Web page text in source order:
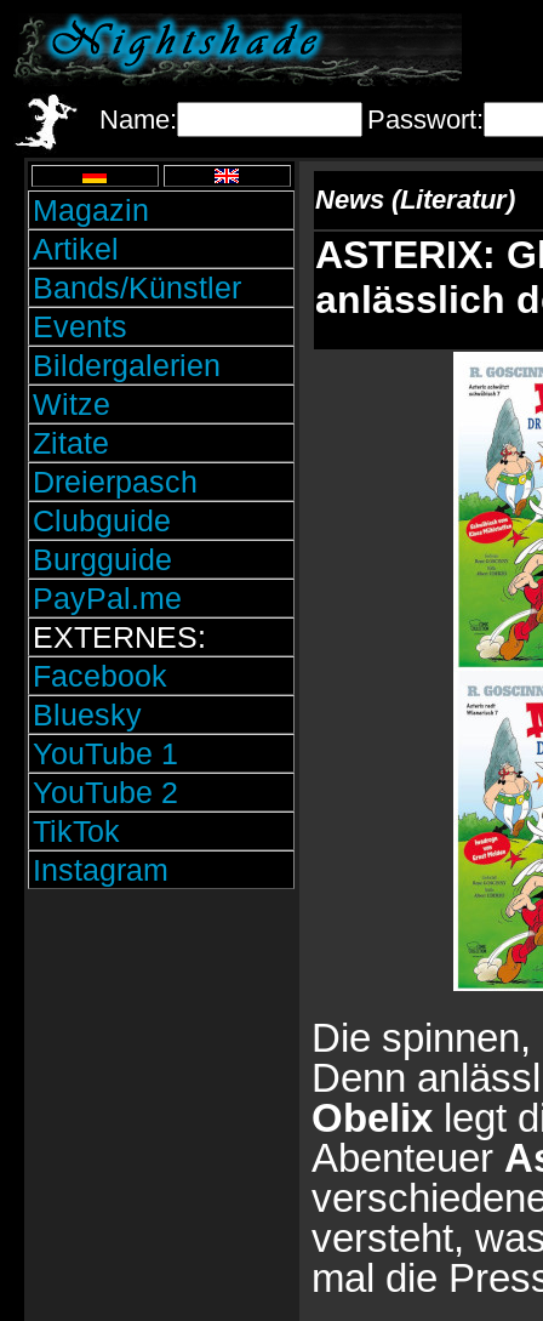
Name: Passwort:
Magazin
Artikel
Bands/Künstler
Events
Bildergalerien
Witze
Zitate
Dreierpasch
Clubguide
Burgguide
PayPal.me
EXTERNES:
Facebook
Bluesky
YouTube 1
YouTube 2
TikTok
Instagram
News (Literatur)
ASTERIX:
anlässlich
Die
Denn
Obelixlegt
Abenteuer
versteht,
mal die